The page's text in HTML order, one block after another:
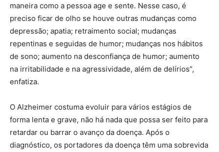
maneira como a pessoa age e sente. Nesse caso, é
preciso ficar de olho se houve outras mudanças como
depressão; apatia; retraimento social; mudanças
repentinas e seguidas de humor; mudanças nos hábitos
de sono; aumento na desconfiança de humor; aumento
na irritabilidade e na agressividade, além de delírios”,
enfatiza.
O Alzheimer costuma evoluir para vários estágios de
forma lenta e grave, não há nada que possa ser feito para
retardar ou barrar o avanço da doença. Após o
diagnóstico, os portadores da doença têm uma sobrevida